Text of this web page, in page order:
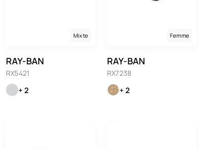
Mixte
RAY-BAN
RX5421
+ 2
Femme
RAY-BAN
RX7238
+ 2